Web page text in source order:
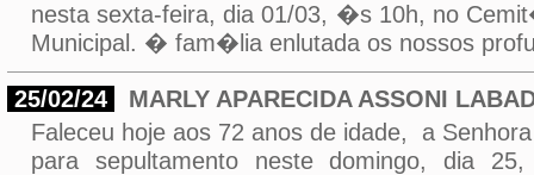
nesta sexta-feira, dia 01/03, �s 10h, no
Municipal. � fam�lia enlutada os nossos
25/02/24
MARLY APARECIDA ASSONI
Faleceu hoje aos 72 anos de idade, a
para sepultamento neste domingo, dia